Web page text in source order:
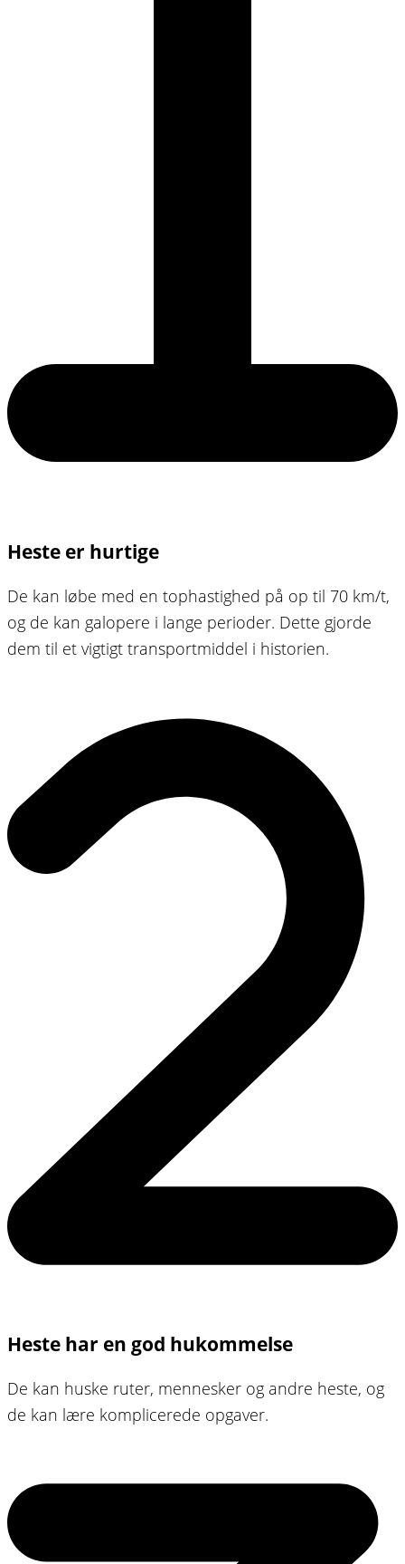
Heste er hurtige
De kan løbe med en tophastighed på op til 70 km/t,
og de kan galopere i lange perioder. Dette gjorde
dem til et vigtigt transportmiddel i historien.
Heste har en god hukommelse
De kan huske ruter, mennesker og andre heste, og
de kan lære komplicerede opgaver.